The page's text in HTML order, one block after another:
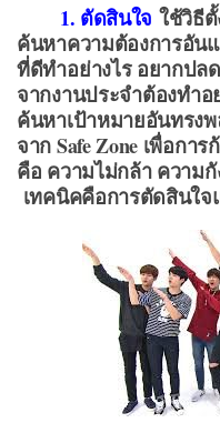
1. ตัดสินใจ ใช้วิธี
ค้นหาความต้องการอัน
ที่ดีทำอย่างไร อยากปล
จากงานประจำต้องทำอ
ค้นหาเป้าหมายอันทรง
จาก Safe Zone เพื่อกา
คือ ความไม่กล้า ความ
เทคนิคคือการตัดสินใจ